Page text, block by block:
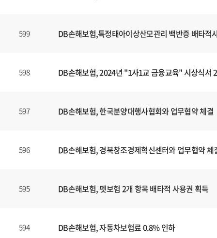
599 DB손해보험,특정태아이상산모관리 백반증 배타적
598 DB손해보험, 2024년 "1사1교 금융교육" 시상식서
597 DB손해보험, 한국분양대행사협회와 업무협약 체결
596 DB손해보험, 경북창조경제혁신센터와 업무협약 체
595 DB손해보험, 펫보험 2개 항목 배타적 사용권 획득
594 DB손해보험, 자동차보험료 0.8% 인하